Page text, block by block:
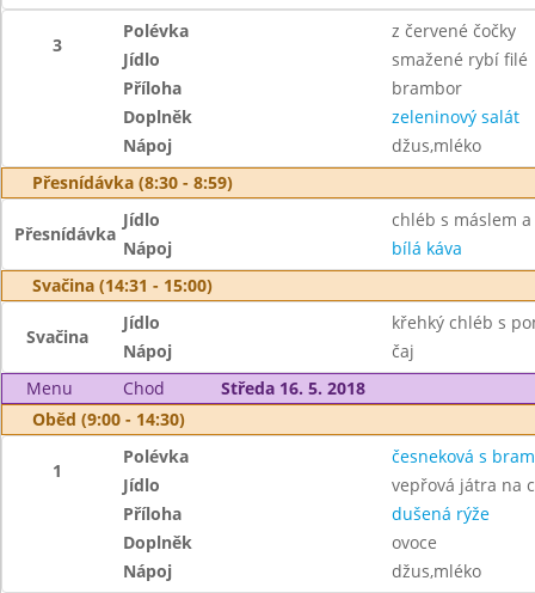
3
Polévka
z červené čočky
Jídlo
smažené rybí filé
Příloha
brambor
Doplněk
zeleninový salát
Nápoj
džus,mléko
Přesnídávka (8:30 - 8:59)
Přesnídávka
Jídlo
chléb s máslem
Nápoj
bílá káva
Svačina (14:31 - 15:00)
Svačina
Jídlo
křehký chléb s
Nápoj
čaj
Menu
Chod
Středa 16. 5. 2018
Oběd (9:00 - 14:30)
1
Polévka
česneková s
Jídlo
vepřová játra na
Příloha
dušená rýže
Doplněk
ovoce
Nápoj
džus,mléko